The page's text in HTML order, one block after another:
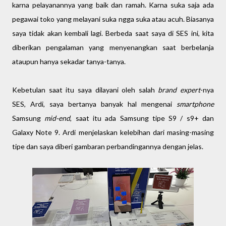
karna pelayanannya yang baik dan ramah. Karna suka saja ada
pegawai toko yang melayani suka ngga suka atau acuh. Biasanya
saya tidak akan kembali lagi. Berbeda saat saya di SES ini, kita
diberikan pengalaman yang menyenangkan saat berbelanja
ataupun hanya sekadar tanya-tanya.
Kebetulan saat itu saya dilayani oleh salah brand expert-nya
SES, Ardi, saya bertanya banyak hal mengenai smartphone
Samsung mid-end, saat itu ada Samsung tipe S9 / s9+ dan
Galaxy Note 9. Ardi menjelaskan kelebihan dari masing-masing
tipe dan saya diberi gambaran perbandingannya dengan jelas.